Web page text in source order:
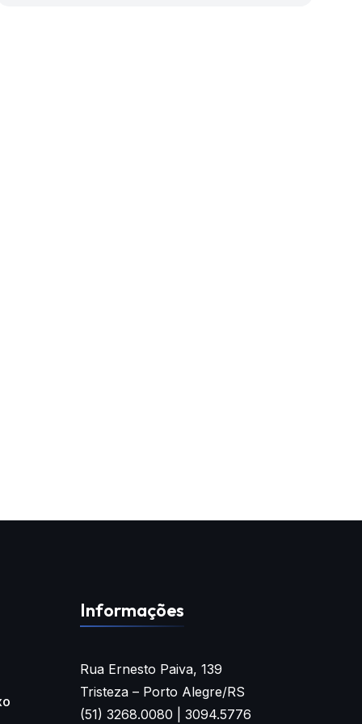
Informações
Rua Ernesto Paiva, 139
Tristeza – Porto Alegre/RS
(51) 3268.0080 | 3094.5776